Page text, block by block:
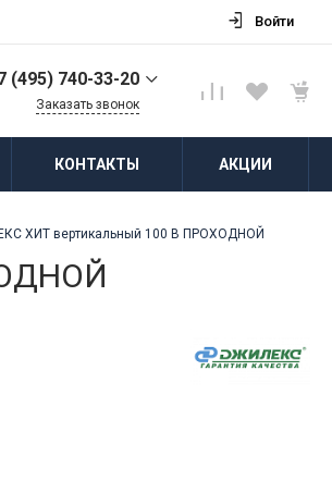
Войти
(495) 740-33-20
Балашиха, д.
Пт: 8:00-18:00 Cб-Вс:
opt.ru
Заказать звонок
КОНТАКТЫ АКЦИИ
ХИТ вертикальный 100 В ПРОХОДНОЙ